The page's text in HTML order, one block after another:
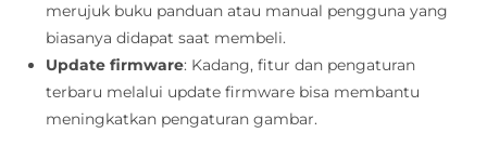
merujuk buku panduan atau manual pengguna yang
biasanya didapat saat membeli.
Update firmware: Kadang, fitur dan pengaturan
terbaru melalui update firmware bisa membantu
meningkatkan pengaturan gambar.